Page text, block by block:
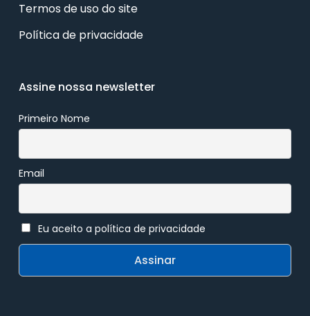
Termos de uso do site
Política de privacidade
Assine nossa newsletter
Primeiro Nome
Email
Eu aceito a política de privacidade